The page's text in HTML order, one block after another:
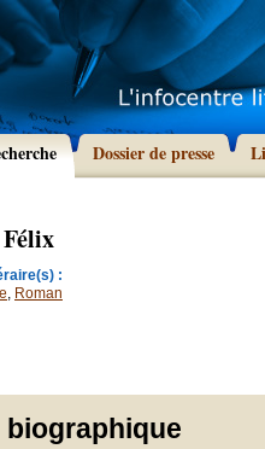
Dossier de presse
:
, Roman
biographique